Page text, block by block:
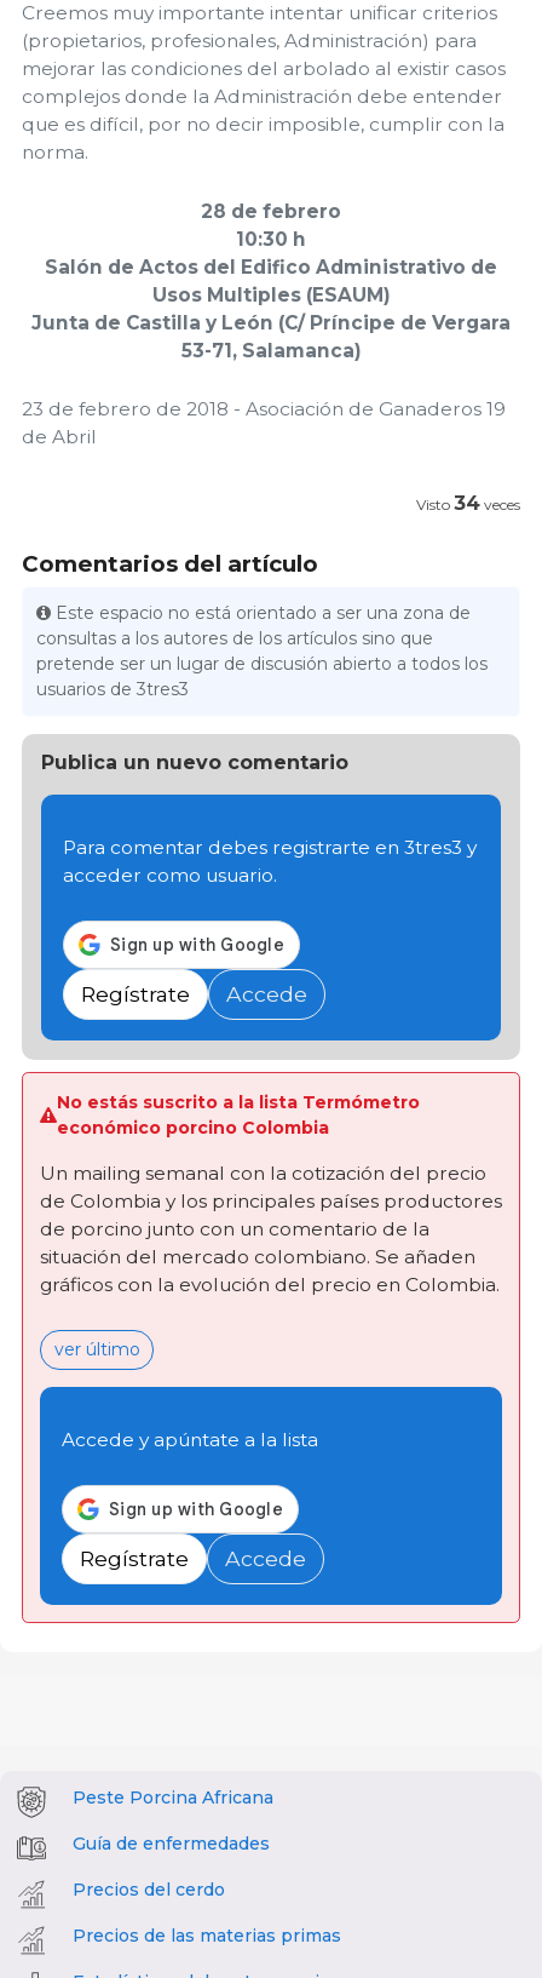
Creemos muy importante intentar unificar criterios
(propietarios, profesionales, Administración) para
mejorar las condiciones del arbolado al existir casos
complejos donde la Administración debe entender
que es difícil, por no decir imposible, cumplir con la
norma.
28 de febrero
10:30 h
Salón de Actos del Edifico Administrativo de
Usos Multiples (ESAUM)
Junta de Castilla y León (C/ Príncipe de Vergara
53-71, Salamanca)
23 de febrero de 2018 - Asociación de Ganaderos 19
de Abril
Visto 34 veces
Comentarios del artículo
Este espacio no está orientado a ser una zona de
consultas a los autores de los artículos sino que
pretende ser un lugar de discusión abierto a todos los
usuarios de 3tres3
Publica un nuevo comentario
Para comentar debes registrarte en 3tres3 y
acceder como usuario.
Regístrate Accede
No estás suscrito a la lista Termómetro
económico porcino Colombia
Un mailing semanal con la cotización del precio
de Colombia y los principales países productores
de porcino junto con un comentario de la
situación del mercado colombiano. Se añaden
gráficos con la evolución del precio en Colombia.
ver último
Accede y apúntate a la lista
Regístrate Accede
Peste Porcina Africana
Guía de enfermedades
Precios del cerdo
Precios de las materias primas